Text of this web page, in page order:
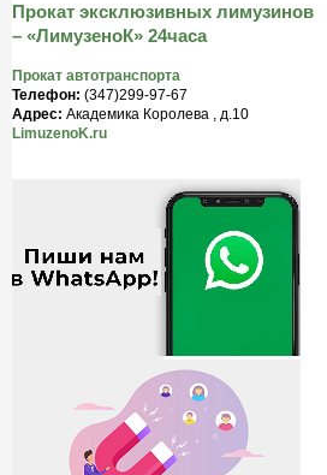
Прокат эксклюзивных лимузинов
– «ЛимузеноК» 24часа
Прокат автотранспорта
Телефон: (347)299-97-67
Адрес: Академика Королева , д.10
LimuzenoK.ru